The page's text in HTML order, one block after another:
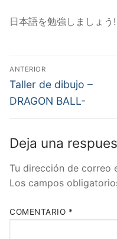
日本語を勉強しましょう!
Navegación
de
entradas
ANTERIOR
Entrada
anterior:
Taller de dibujo –
DRAGON BALL-
Deja una
Tu dirección de correo
Los campos
COMENTARIO *